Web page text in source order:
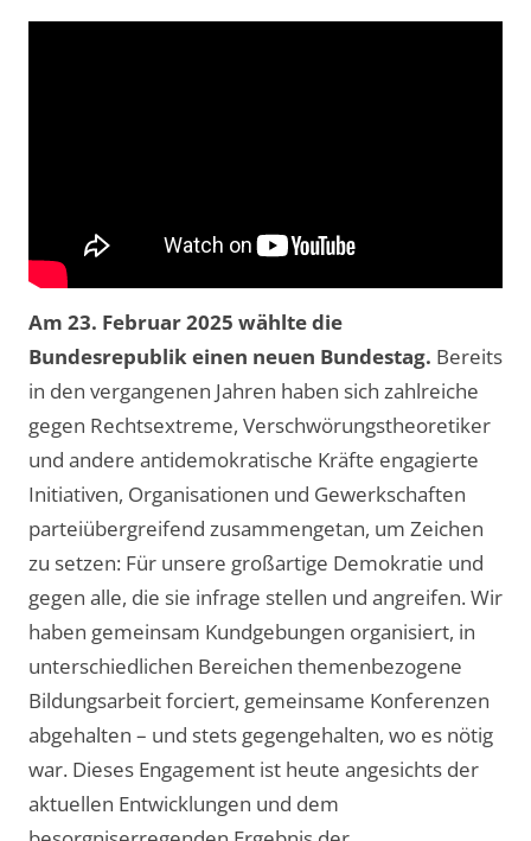
Am 23. Februar 2025 wählte die
Bundesrepublik einen neuen Bundestag. Bereits
in den vergangenen Jahren haben sich zahlreiche
gegen Rechtsextreme, Verschwörungstheoretiker
und andere antidemokratische Kräfte engagierte
Initiativen, Organisationen und Gewerkschaften
parteiübergreifend zusammengetan, um Zeichen
zu setzen: Für unsere großartige Demokratie und
gegen alle, die sie infrage stellen und angreifen. Wir
haben gemeinsam Kundgebungen organisiert, in
unterschiedlichen Bereichen themenbezogene
Bildungsarbeit forciert, gemeinsame Konferenzen
abgehalten – und stets gegengehalten, wo es nötig
war. Dieses Engagement ist heute angesichts der
aktuellen Entwicklungen und dem